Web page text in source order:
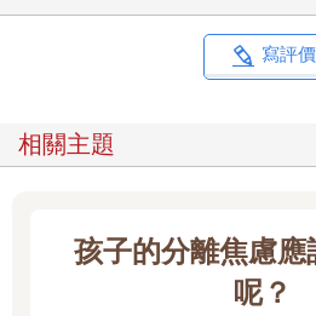
寫評價
相關主題
孩子的分離焦慮應
呢？